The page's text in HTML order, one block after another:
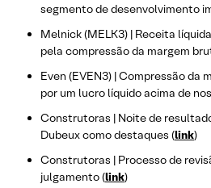
segmento de desenvolvimento
Melnick (MELK3) | Receita
pela compressão da margem
Even (EVEN3) | Compressão da
por um lucro líquido acima de
Construtoras | Noite de
Dubeux como destaques (link)
Construtoras | Processo de
julgamento (link)